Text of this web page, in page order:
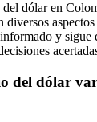
dólar en
diversos
y sigue
del dólar